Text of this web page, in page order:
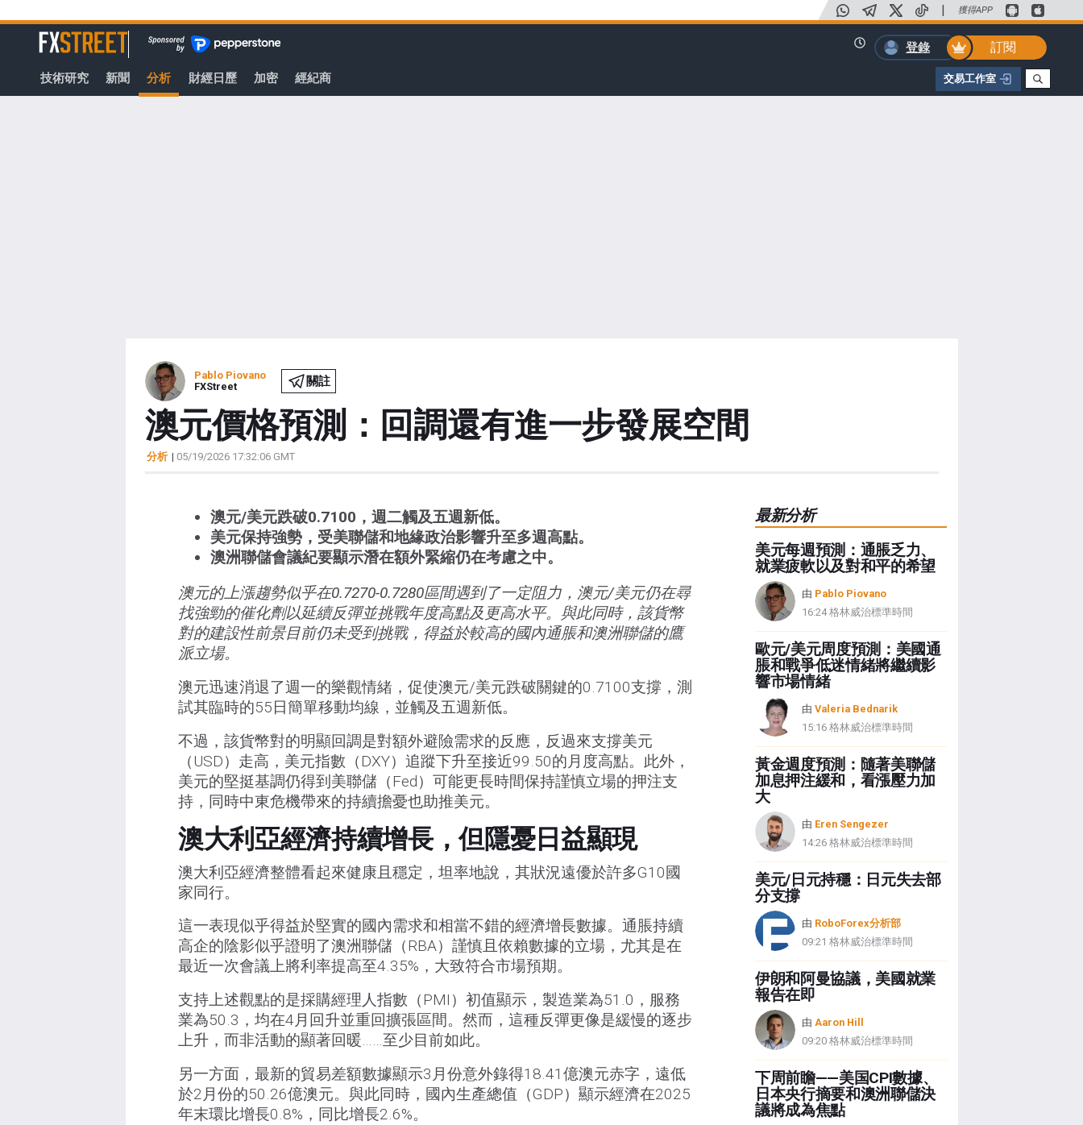
至
容
| 獲得APP
FXStreet
登錄
訂閱
技術研究 新聞 分析 財經日歷 加密 經紀商 交易工作室
Pablo Piovano
FXStreet
關註
澳元價格預測：回調還有進一步發展空間
分析 | 05/19/2026 17:32:06 GMT
澳元/美元跌破0.7100，週二觸及五週新低。
美元保持強勢，受美聯儲和地緣政治影響升至多週高點。
澳洲聯儲會議紀要顯示潛在額外緊縮仍在考慮之中。
澳元的上漲趨勢似乎在0.7270-0.7280區間遇到了一定阻力，澳元/美元仍在尋
找強勁的催化劑以延續反彈並挑戰年度高點及更高水平。與此同時，該貨幣
對的建設性前景目前仍未受到挑戰，得益於較高的國內通脹和澳洲聯儲的鷹
派立場。
澳元迅速消退了週一的樂觀情緒，促使澳元/美元跌破關鍵的0.7100支撐，測
試其臨時的55日簡單移動均線，並觸及五週新低。
不過，該貨幣對的明顯回調是對額外避險需求的反應，反過來支撐美元
（USD）走高，美元指數（DXY）追蹤下升至接近99.50的月度高點。此外，
美元的堅挺基調仍得到美聯儲（Fed）可能更長時間保持謹慎立場的押注支
持，同時中東危機帶來的持續擔憂也助推美元。
澳大利亞經濟持續增長，但隱憂日益顯現
澳大利亞經濟整體看起來健康且穩定，坦率地說，其狀況遠優於許多G10國
家同行。
這一表現似乎得益於堅實的國內需求和相當不錯的經濟增長數據。通脹持續
高企的陰影似乎證明了澳洲聯儲（RBA）謹慎且依賴數據的立場，尤其是在
最近一次會議上將利率提高至4.35%，大致符合市場預期。
支持上述觀點的是採購經理人指數（PMI）初值顯示，製造業為51.0，服務
業為50.3，均在4月回升並重回擴張區間。然而，這種反彈更像是緩慢的逐步
上升，而非活動的顯著回暖……至少目前如此。
另一方面，最新的貿易差額數據顯示3月份意外錄得18.41億澳元赤字，遠低
於2月份的50.26億澳元。與此同時，國內生產總值（GDP）顯示經濟在2025
年末環比增長0.8%，同比增長2.6%。
最新分析
美元每週預測：通脹乏力、
就業疲軟以及對和平的希望
由 Pablo Piovano
16:24 格林威治標準時間
歐元/美元周度預測：美國通
脹和戰爭低迷情緒將繼續影
響市場情緒
由 Valeria Bednarik
15:16 格林威治標準時間
黃金週度預測：隨著美聯儲
加息押注緩和，看漲壓力加
大
由 Eren Sengezer
14:26 格林威治標準時間
美元/日元持穩：日元失去部
分支撐
由 RoboForex分析部
09:21 格林威治標準時間
伊朗和阿曼協議，美國就業
報告在即
由 Aaron Hill
09:20 格林威治標準時間
下周前瞻——美国CPI數據、
日本央行摘要和澳洲聯儲決
議將成為焦點